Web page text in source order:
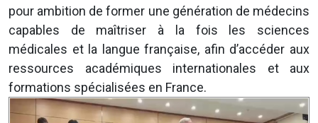
pour ambition de former une génération de médecins
capables de maîtriser à la fois les sciences
médicales et la langue française, afin d’accéder aux
ressources académiques internationales et aux
formations spécialisées en France.